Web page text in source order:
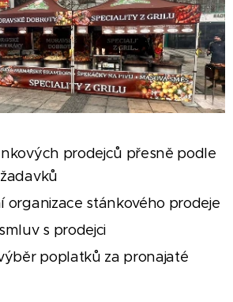
prodejců přesně podle
organizace stánkového prodeje
s prodejci
poplatků za pronajaté